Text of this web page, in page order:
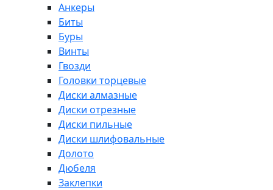
Анкеры
Биты
Буры
Винты
Гвозди
Головки торцевые
Диски алмазные
Диски отрезные
Диски пильные
Диски шлифовальные
Долото
Дюбеля
Заклепки